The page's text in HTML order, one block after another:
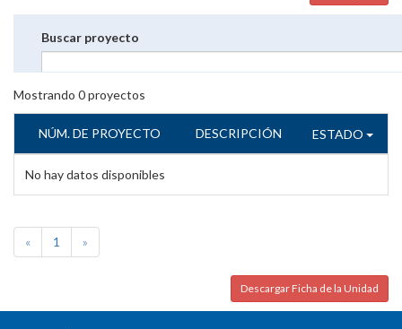
Buscar proyecto
Mostrando 0proyectos
NÚM. DE PROYECTO DESCRIPCIÓN ESTADO
No hay datos disponibles
« 1 »
Descargar Ficha de la Unidad